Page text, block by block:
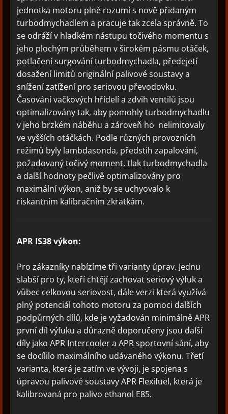
jednotka motoru plně rozumí s nově přidaným
turbodmychadlem a pracuje tak zcela správně. To
se odráží v hladkém nástupu točivého momentu s
jeho plochým průběhem v širokém pásmu otáček,
potlačení surgování turbodmychadla, předejetí
dosažení limitů originální palivové soustavy a
snížení zatížení pro seriovou převodovku.
Časování vačkových hřídelí a zdvih ventilů jsou
optimalizovány tak, aby pomohly turbodmychadlu
v jeho brzkém náběhu a zároveň ho nelimitovaly
ve vyšších otáčkách. Podle různých provozních
režimů byly lambdasonda, předstih zapalování,
požadovaný točivý moment, tlak turbodmychadla
a další hodnoty pečlivě optimalizovány pro
maximální výkon, aniž by se uchyovalo k
riskantním kalibračním zkratkám.
APR IS38 výkon:
Pro zákazníky nabízíme tři varianty úprav. Jednu
slabší pro ty, kteří chtějí zachovat seriový výfuk a
vůbec celkovou seriovost, dále verzi která využívá
plný potenciál tohoto motoru za pomoci dalších
podpůrných dílů, kde je vyžadován minimálně APR
první díl výfuku a důrazně doporučeny jsou další
díly jako APR Intercooler a APR sportovní sání, aby
se docílilo maximálního udávaného výkonu. Třetí
varianta, která je zatím ve vývoji, je spojena s
úpravou palivové soustavy APR Flexifuel, která je
kalibrovaná pro palivo ethanol E85.